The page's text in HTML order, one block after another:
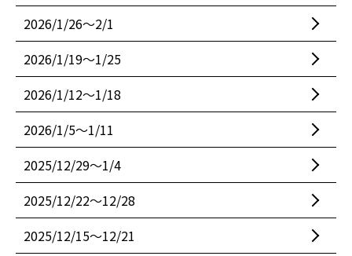
2026/1/26〜2/1
2026/1/19〜1/25
2026/1/12〜1/18
2026/1/5〜1/11
2025/12/29〜1/4
2025/12/22〜12/28
2025/12/15〜12/21